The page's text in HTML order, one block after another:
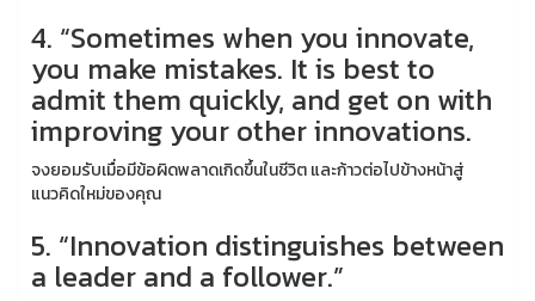
4. “Sometimes when you innovate,
you make mistakes. It is best to
admit them quickly, and get on with
improving your other innovations.
จงยอมรับเมื่อมีข้อผิดพลาดเกิดขึ้นในชีวิต และก้าวต่อไปข้างหน้าสู่
แนวคิดใหม่ของคุณ
5. “Innovation distinguishes between
a leader and a follower.”